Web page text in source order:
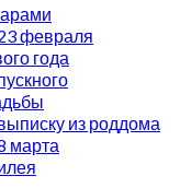
февраля
года
из роддома
марта